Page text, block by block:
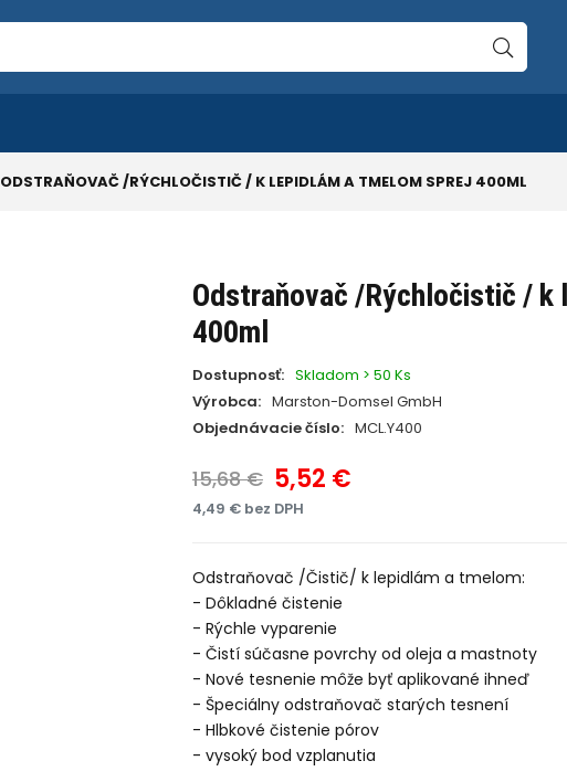
ODSTRAŇOVAČ /RÝCHLOČISTIČ / K LEPIDLÁM A TMELOM SPREJ 400ML
Odstraňovač /Rýchločistič / k
400ml
Dostupnosť: Skladom > 50 Ks
Výrobca: Marston-Domsel GmbH
Objednávacie číslo: MCL.Y400
15,68 € 5,52 €
4,49 € bez DPH
Odstraňovač /Čistič/ k lepidlám a tmelom:
- Dôkladné čistenie
- Rýchle vyparenie
- Čistí súčasne povrchy od oleja a mastnoty
- Nové tesnenie môže byť aplikované ihneď
- Špeciálny odstraňovač starých tesnení
- Hlbkové čistenie pórov
- vysoký bod vzplanutia